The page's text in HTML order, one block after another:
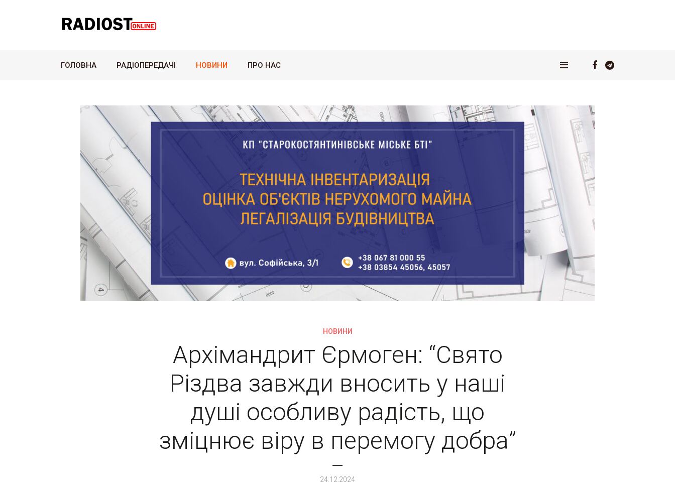
ГОЛОВНА РАДІОПЕРЕДАЧІ НОВИНИ ПРО НАС
НОВИНИ
Архімандрит Єрмоген: “Свято
Різдва завжди вносить у наші
душі особливу радість, що
зміцнює віру в перемогу добра”
24.12.2024